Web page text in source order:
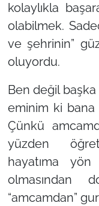
kolaylıkla
olabilmek.
ve şehrinin”
oluyordu.
Ben değil başka
eminim ki bana
Çünkü
yüzden
hayatıma
“amcamdan”